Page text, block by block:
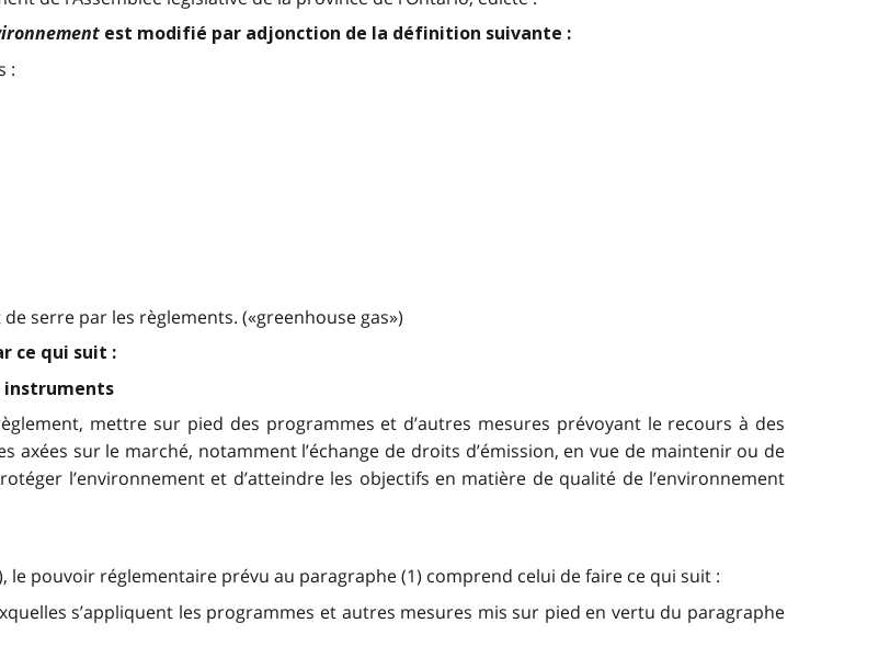
est modifié par adjonction de la définition suivante :
:
serre par les règlements. («greenhouse gas»)
ce qui suit :
instruments
mettre sur pied des programmes et d’autres mesures prévoyant le recours à des
sur le marché, notamment l’échange de droits d’émission, en vue de maintenir ou de
l’environnement et d’atteindre les objectifs en matière de qualité de l’environnement
le pouvoir réglementaire prévu au paragraphe (1) comprend celui de faire ce qui suit :
s’appliquent les programmes et autres mesures mis sur pied en vertu du paragraphe